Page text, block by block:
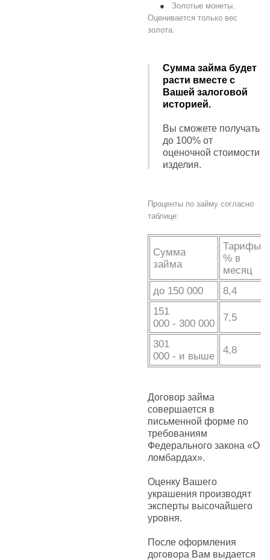
Золотые монеты.
Оценивается только вес
золота.
Сумма займа будет
расти вместе с
Вашей залоговой
историей.
Вы сможете получать
до 100% от
оценочной стоимости
изделия.
Проценты по займу согласно
таблице:
Сумма
займа
Тарифы,
% в
месяц
до 150 000
8,4
151
000 - 300 000
7,5
301
000 - и выше
4,8
Договор займа
совершается в
письменной форме по
требованиям
Федерального закона «О
ломбардах».
Оценку Вашего
украшения производят
эксперты высочайшего
уровня.
После оформления
договора Вам выдается